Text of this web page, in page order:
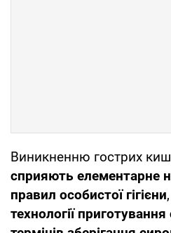
Виникненню гострих
сприяють елементарне
правил особистої гігієни
технології